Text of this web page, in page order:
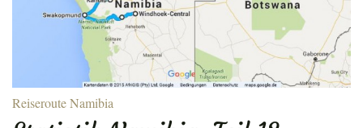
Reiseroute Namibia